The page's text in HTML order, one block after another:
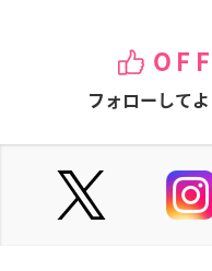
フォローして